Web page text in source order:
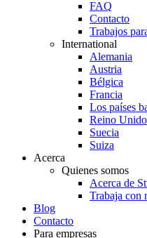
FAQ
Contacto
Trabajos
International
Alemania
Austria
Bélgica
Francia
Los países
Reino Unido
Suecia
Suiza
Acerca
Quienes somos
Acerca de
Trabaja con
Blog
Contacto
Para empresas